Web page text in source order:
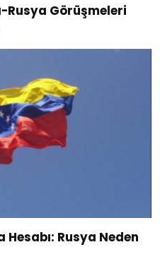
Rusya Görüşmeleri
Rusya Neden